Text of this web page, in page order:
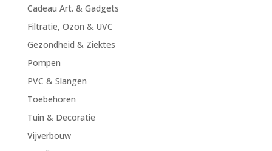
Cadeau Art. & Gadgets
Filtratie, Ozon & UVC
Gezondheid & Ziektes
Pompen
PVC & Slangen
Toebehoren
Tuin & Decoratie
Vijverbouw